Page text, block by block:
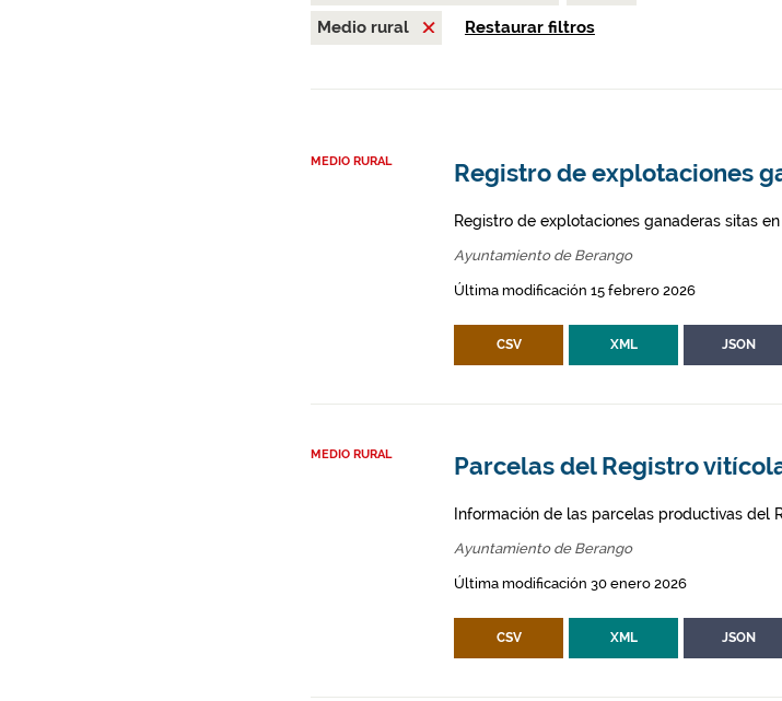
Medio rural
Restaurar filtros
MEDIO RURAL Registro de explotaciones
Registro de explotaciones ganaderas sitas
Ayuntamiento de Berango
Última modificación 15 febrero 2026
CSV XML JSON
MEDIO RURAL Parcelas del Registro
Información de las parcelas productivas del
Ayuntamiento de Berango
Última modificación 30 enero 2026
CSV XML JSON